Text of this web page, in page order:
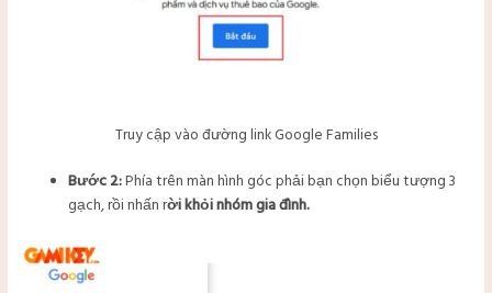
Truy cập vào đường link Google Families
Bước 2:Phía trên màn hình góc phải bạn chọn biểu tượng 3
gạch, rồi nhấn rời khỏi nhóm gia đình.